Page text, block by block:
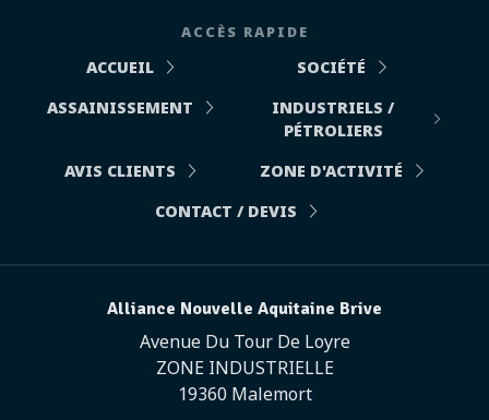
ACCÈS RAPIDE
ACCUEIL
SOCIÉTÉ
ASSAINISSEMENT
INDUSTRIELS /
PÉTROLIERS
AVIS CLIENTS
ZONE D'ACTIVITÉ
CONTACT / DEVIS
Alliance Nouvelle Aquitaine Brive
Avenue Du Tour De Loyre
ZONE INDUSTRIELLE
19360 Malemort